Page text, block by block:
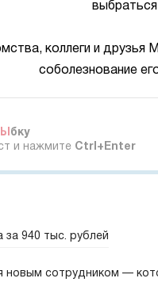
коллеги и друзья
соболезнование
Ы бку
и нажмите Ctrl+Enter
940 тыс. рублей
новым сотрудником —